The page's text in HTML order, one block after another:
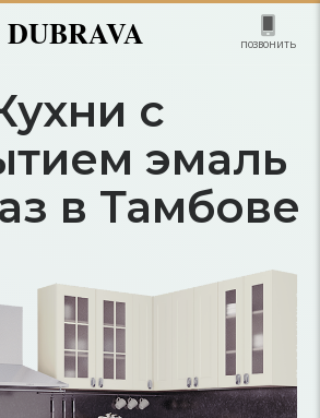
DUBRAVA позвонить
с
эмаль
в Тамбове